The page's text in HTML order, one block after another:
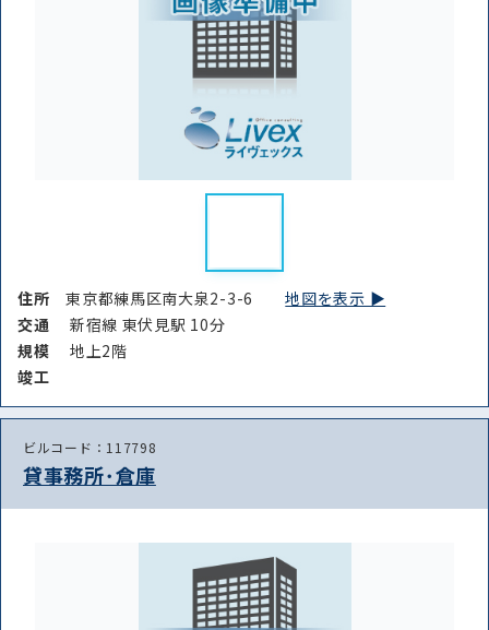
住所東京都練馬区南大泉2-3-6地図を表示 ▶︎
交通
新宿線 東伏見駅 10分
規模
地上2階
竣⼯
ビルコード：117798
貸事務所･倉庫